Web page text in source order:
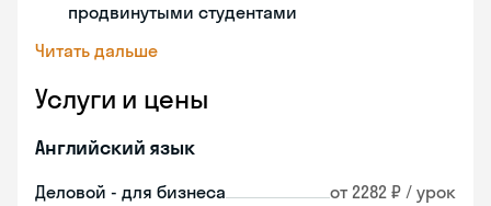
продвинутыми студентами
Читать дальше
Услуги и цены
Английский язык
Деловой - для бизнеса от 2282 ₽ / урок